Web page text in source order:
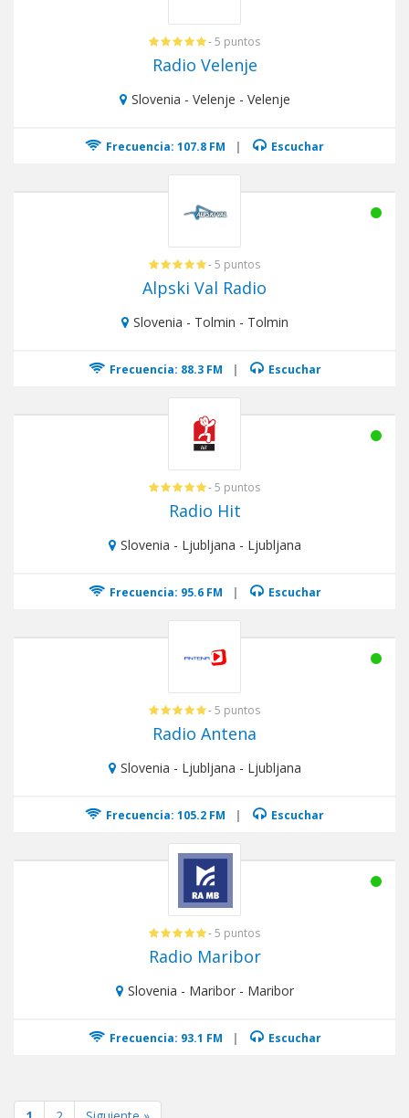
- 5 puntos
Radio Velenje
Slovenia - Velenje - Velenje
Frecuencia: 107.8 FM | Escuchar
- 5 puntos
Alpski Val Radio
Slovenia - Tolmin - Tolmin
Frecuencia: 88.3 FM | Escuchar
- 5 puntos
Radio Hit
Slovenia - Ljubljana - Ljubljana
Frecuencia: 95.6 FM | Escuchar
- 5 puntos
Radio Antena
Slovenia - Ljubljana - Ljubljana
Frecuencia: 105.2 FM | Escuchar
- 5 puntos
Radio Maribor
Slovenia - Maribor - Maribor
Frecuencia: 93.1 FM | Escuchar